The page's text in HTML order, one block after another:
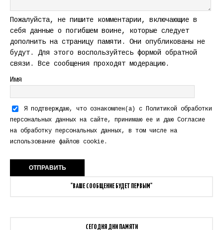
Пожалуйста, не пишите комментарии, включающие в
себя данные о погибшем воине, которые следует
дополнить на страницу памяти. Они опубликованы не
будут. Для этого воспользуйтесь формой обратной
связи. Все сообщения проходят модерацию.
Имя
Я подтверждаю, что ознакомлен(а) с Политикой обработки
персональных данных на сайте, принимаю ее и даю Согласие
на обработку персональных данных, в том числе на
использование файлов cookie.
"ВАШЕ СООБЩЕНИЕ БУДЕТ ПЕРВЫМ"
СЕГОДНЯ ДНИ ПАМЯТИ